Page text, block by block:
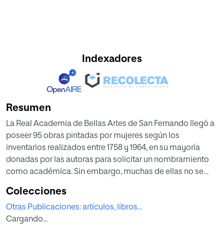
Indexadores
Resumen
La Real Academia de Bellas Artes de San Fernando llegó a
poseer 95 obras pintadas por mujeres según los
inventarios realizados entre 1758 y 1964, en su mayoría
donadas por las autoras para solicitar un nombramiento
como académica. Sin embargo, muchas de ellas no se
colecciones bien por haberse perdido la memoria de su
autora. Para este artículo hemos realizado un seguimiento
de las obras realizadas por mujeres en todos los
Colecciones
Otras Publicaciones: artículos, libros...
Cargando...